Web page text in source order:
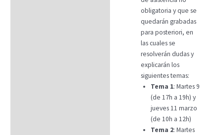
obligatoria y que se
quedarán grabadas
para posteriori, en
las cuales se
resolverán dudas y
explicarán los
siguientes temas:
Tema 1: Martes 9
(de 17h a 19h) y
jueves 11 marzo
(de 10h a 12h)
Tema 2: Martes